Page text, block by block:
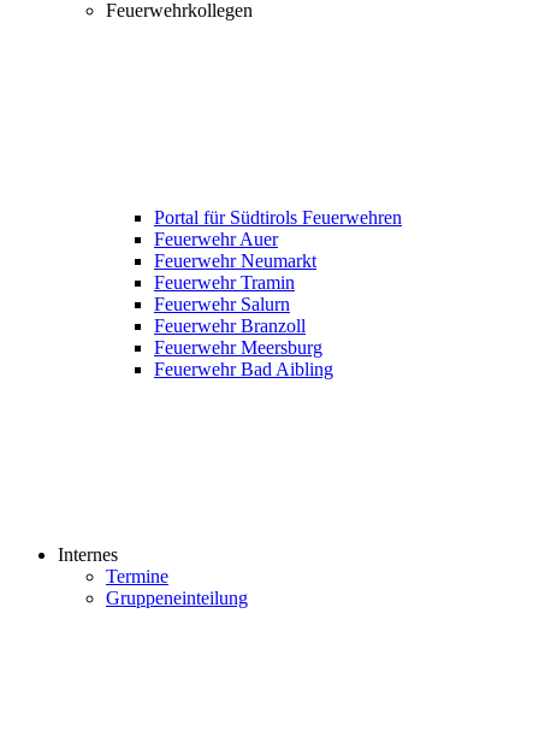
Feuerwehrkollegen
Portal für Südtirols Feuerwehren
Feuerwehr Auer
Feuerwehr Neumarkt
Feuerwehr Tramin
Feuerwehr Salurn
Feuerwehr Branzoll
Feuerwehr Meersburg
Feuerwehr Bad Aibling
Internes
Termine
Gruppeneinteilung